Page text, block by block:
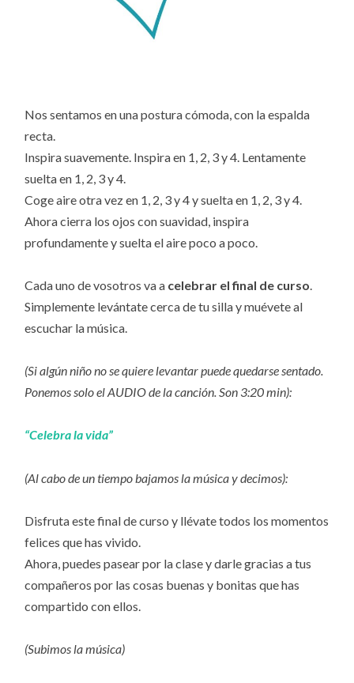
Nos sentamos en una postura cómoda, con la espalda
recta.
Inspira suavemente. Inspira en 1, 2, 3 y 4. Lentamente
suelta en 1, 2, 3 y 4.
Coge aire otra vez en 1, 2, 3 y 4 y suelta en 1, 2, 3 y 4.
Ahora cierra los ojos con suavidad, inspira
profundamente y suelta el aire poco a poco.
Cada uno de vosotros va a celebrar el final de curso.
Simplemente levántate cerca de tu silla y muévete al
escuchar la música.
(Si algún niño no se quiere levantar puede quedarse sentado.
Ponemos solo el AUDIO de la canción. Son 3:20 min):
“Celebra la vida”
(Al cabo de un tiempo bajamos la música y decimos):
Disfruta este final de curso y llévate todos los momentos
felices que has vivido.
Ahora, puedes pasear por la clase y darle gracias a tus
compañeros por las cosas buenas y bonitas que has
compartido con ellos.
(Subimos la música)